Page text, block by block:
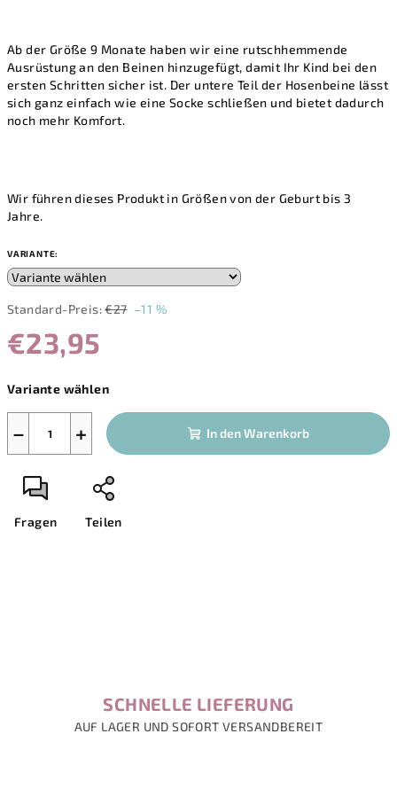
Ab der Größe 9 Monate haben wir eine rutschhemmende
Ausrüstung an den Beinen hinzugefügt, damit Ihr Kind bei den
ersten Schritten sicher ist. Der untere Teil der Hosenbeine lässt
sich ganz einfach wie eine Socke schließen und bietet dadurch
noch mehr Komfort.
Wir führen dieses Produkt in Größen von der Geburt bis 3
Jahre.
VARIANTE:
Standard-Preis: €27 –11 %
€23,95
Variante wählen
+
− In den Warenkorb
Fragen Teilen
SCHNELLE LIEFERUNG
AUF LAGER UND SOFORT VERSANDBEREIT